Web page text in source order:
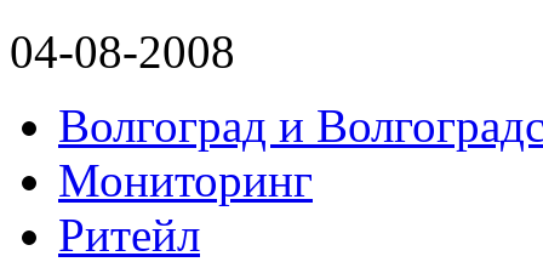
04-08-2008
Волгоград и
Мониторинг
Ритейл